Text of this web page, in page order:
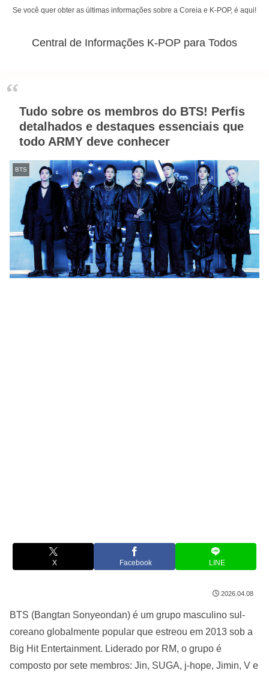
Se você quer obter as últimas informações sobre a Coreia e K-POP, é aqui!
Central de Informações K-POP para Todos
Tudo sobre os membros do BTS! Perfis
detalhados e destaques essenciais que
todo ARMY deve conhecer
BTS
X Facebook LINE
2026.04.08
BTS (Bangtan Sonyeondan) é um grupo masculino sul-
coreano globalmente popular que estreou em 2013 sob a
Big Hit Entertainment. Liderado por RM, o grupo é
composto por sete membros: Jin, SUGA, j-hope, Jimin, V e